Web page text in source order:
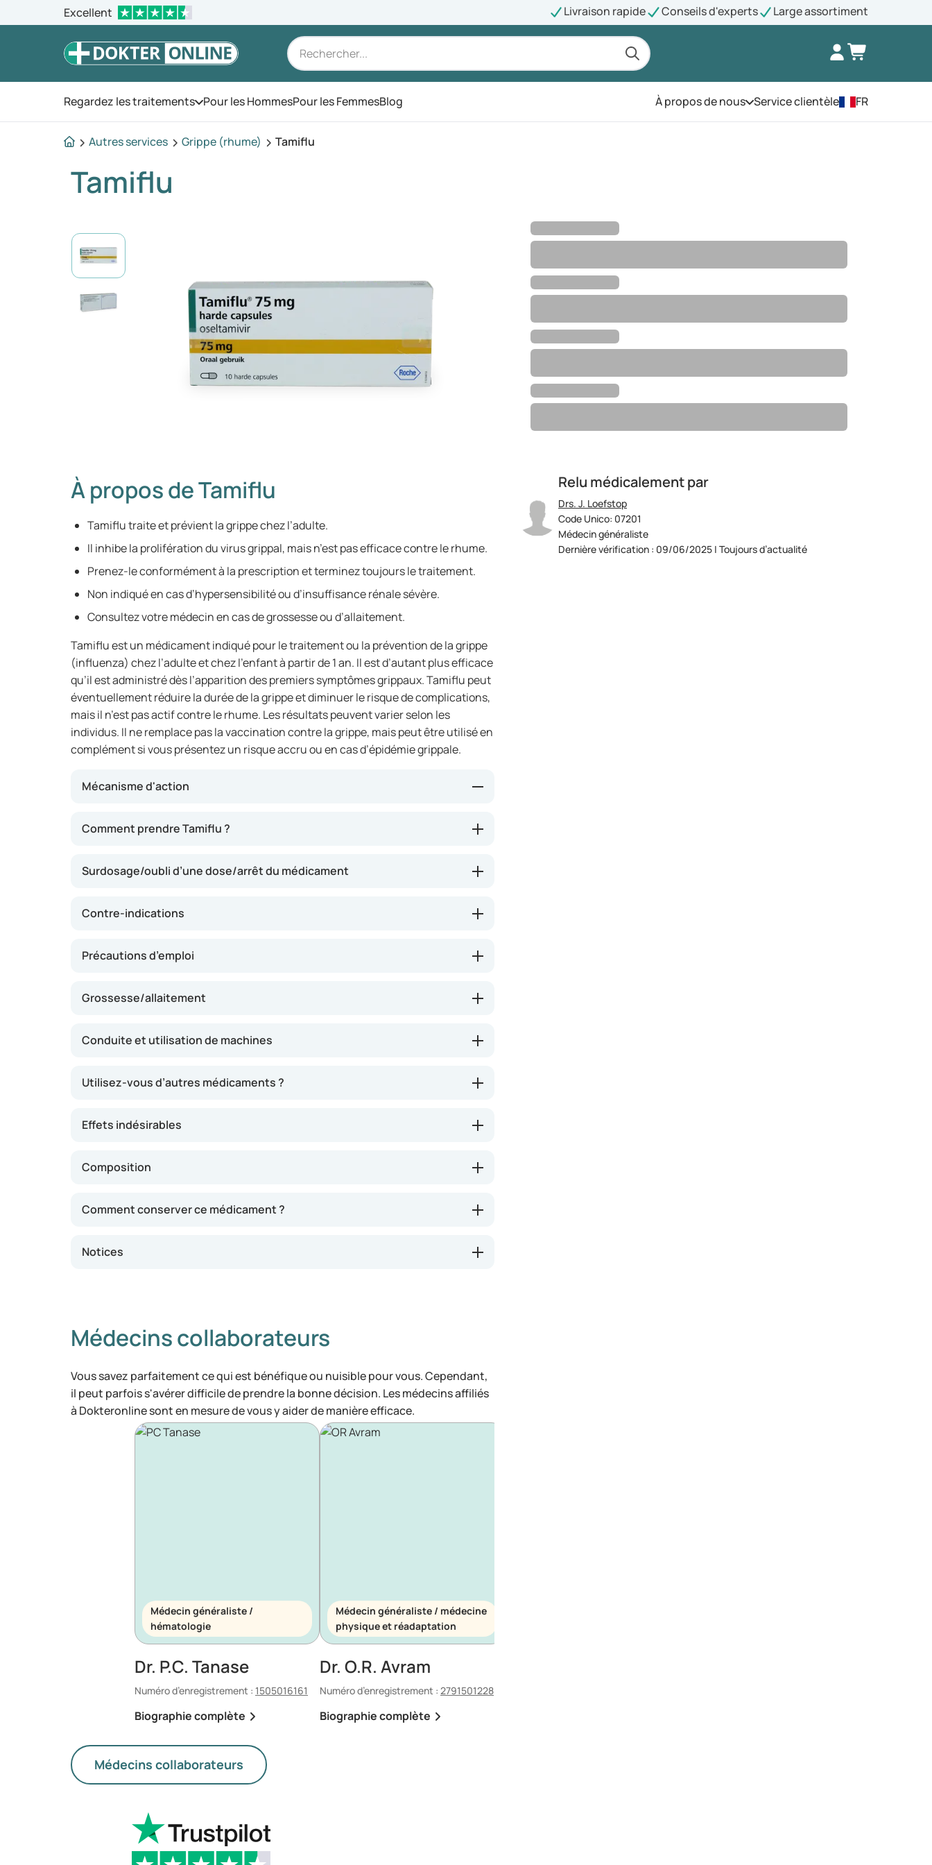
Excellent Livraison rapide Conseils d'experts Large assortiment
Regardez les traitementsOuvrez le menu
Pour les HommesPour les FemmesBlog À propos de nousOuvrez le menu
Service clientèle FR
Autres services Grippe (rhume) Tamiflu
Tamiflu
Relu médicalement par
Drs. J. Loefstop
Code Unico: 07201
Médecin généraliste
Dernière vérification : 09/06/2025 | Toujours d’actualité
À propos de Tamiflu
Tamiflu traite et prévient la grippe chez l’adulte.
Il inhibe la prolifération du virus grippal, mais n’est pas efficace contre le rhume.
Prenez-le conformément à la prescription et terminez toujours le traitement.
Non indiqué en cas d’hypersensibilité ou d’insuffisance rénale sévère.
Consultez votre médecin en cas de grossesse ou d’allaitement.
Tamiflu est un médicament indiqué pour le traitement ou la prévention de la grippe
(influenza) chez l’adulte et chez l’enfant à partir de 1 an. Il est d’autant plus efficace
qu’il est administré dès l’apparition des premiers symptômes grippaux. Tamiflu peut
éventuellement réduire la durée de la grippe et diminuer le risque de complications,
mais il n’est pas actif contre le rhume. Les résultats peuvent varier selon les
individus. Il ne remplace pas la vaccination contre la grippe, mais peut être utilisé en
complément si vous présentez un risque accru ou en cas d’épidémie grippale.
Mécanisme d'action
permet ainsi d’atténuer les symptômes de la grippe et de raccourcir la durée de
d’autres virus ou bactéries. Il peut également être utilisé à titre préventif si vous
Comment prendre Tamiflu ?
Surdosage/oubli d’une dose/arrêt du médicament
Contre-indications
Précautions d’emploi
Grossesse/allaitement
Conduite et utilisation de machines
Utilisez-vous d’autres médicaments ?
Effets indésirables
Composition
Comment conserver ce médicament ?
Notices
Médecins collaborateurs
Vous savez parfaitement ce qui est bénéfique ou nuisible pour vous. Cependant,
il peut parfois s'avérer difficile de prendre la bonne décision. Les médecins affiliés
à Dokteronline sont en mesure de vous y aider de manière efficace.
Médecin généraliste /
hématologie
Dr. P.C. Tanase
Numéro d’enregistrement : 1505016161
Biographie complète
Médecin généraliste / médecine
physique et réadaptation
Dr. O.R. Avram
Numéro d’enregistrement : 2791501228
Biographie complète
Médecins collaborateurs